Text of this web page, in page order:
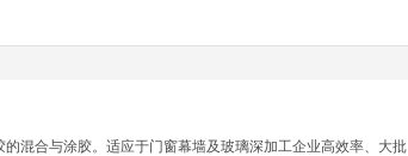
混合与涂胶。适应于门窗幕墙及玻璃深加工企业高效率、大批